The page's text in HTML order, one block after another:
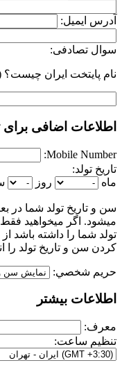
آدرس ایمیل:
سوال تصادفی:
نام پایتخت ایران
اطلاعات اضافی
Mobile Number:
تاریخ تولد:
ماه
روز
سن و تاريخ تولد شما در
ميشود. اگر ميخواهيد
تولد شما را داشته
كردن سن و تاريخ تولد را
حريم شخصي:
اطلاعات بیشتر
معرف:
تنظیم ساعت: